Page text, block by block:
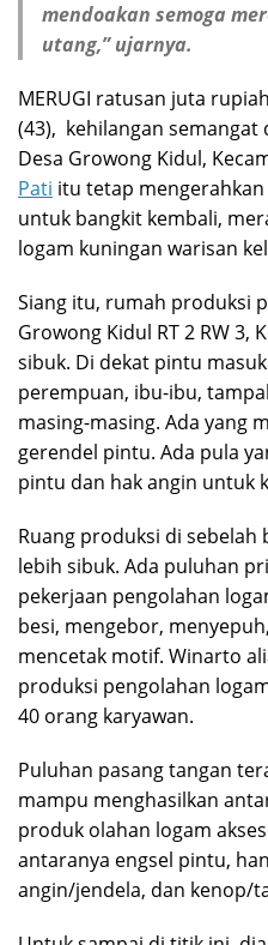
mendoakan semoga
utang,” ujarnya.
MERUGI ratusan juta
(43), kehilangan semangat
Desa Growong Kidul,
Pati itu tetap mengerahkan
untuk bangkit kembali,
logam kuningan warisan
Siang itu, rumah produksi
Growong Kidul RT 2 RW 3,
sibuk. Di dekat pintu
perempuan, ibu-ibu,
masing-masing. Ada yang
gerendel pintu. Ada pula
pintu dan hak angin untuk
Ruang produksi di
lebih sibuk. Ada puluhan
pekerjaan pengolahan
besi, mengebor,
mencetak motif. Winarto
produksi pengolahan
40 orang karyawan.
Puluhan pasang tangan
mampu menghasilkan
produk olahan logam
antaranya engsel pintu,
angin/jendela, dan kenop/